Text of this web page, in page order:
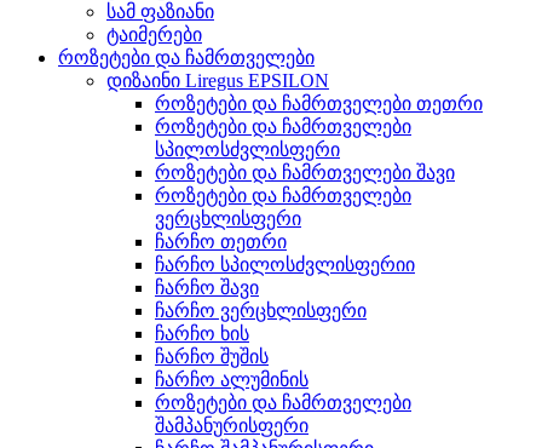
სამ ფაზიანი
ტაიმერები
როზეტები და ჩამრთველები
დიზაინი Liregus EPSILON
როზეტები და ჩამრთველები თეთრი
როზეტები და ჩამრთველები
სპილოსძვლისფერი
როზეტები და ჩამრთველები შავი
როზეტები და ჩამრთველები
ვერცხლისფერი
ჩარჩო თეთრი
ჩარჩო სპილოსძვლისფერიი
ჩარჩო შავი
ჩარჩო ვერცხლისფერი
ჩარჩო ხის
ჩარჩო შუშის
ჩარჩო ალუმინის
როზეტები და ჩამრთველები
შამპანურისფერი